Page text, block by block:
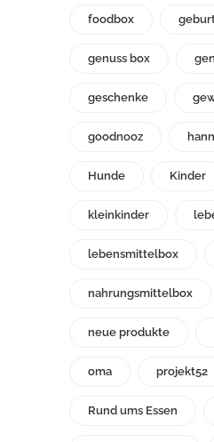
foodbox
genuss box
geschenke
goodnooz
Hunde Kinder
kleinkinder
lebensmittelbox
nahrungsmittelbox
neue produkte
oma projekt52
Rund ums Essen